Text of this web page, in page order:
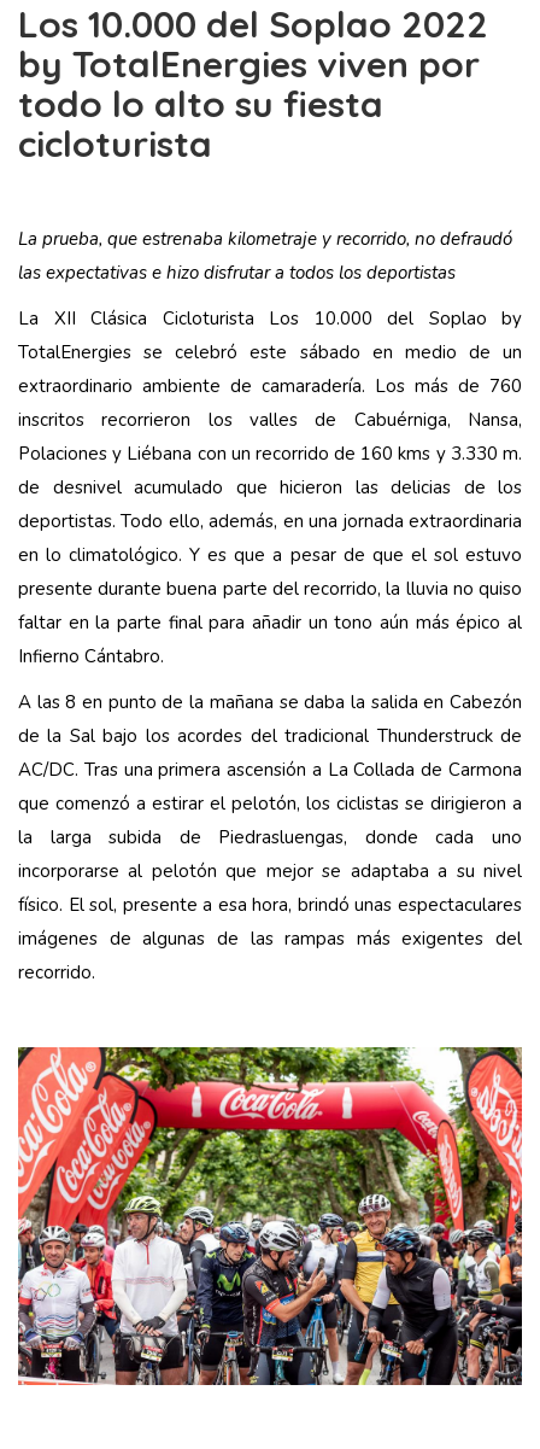
Los 10.000 del Soplao 2022
by TotalEnergies viven por
todo lo alto su fiesta
cicloturista
La prueba, que estrenaba kilometraje y recorrido, no defraudó
las expectativas e hizo disfrutar a todos los deportistas
La XII Clásica Cicloturista Los 10.000 del Soplao by
TotalEnergies se celebró este sábado en medio de un
extraordinario ambiente de camaradería. Los más de 760
inscritos recorrieron los valles de Cabuérniga, Nansa,
Polaciones y Liébana con un recorrido de 160 kms y 3.330 m.
de desnivel acumulado que hicieron las delicias de los
deportistas. Todo ello, además, en una jornada extraordinaria
en lo climatológico. Y es que a pesar de que el sol estuvo
presente durante buena parte del recorrido, la lluvia no quiso
faltar en la parte final para añadir un tono aún más épico al
Infierno Cántabro.
A las 8 en punto de la mañana se daba la salida en Cabezón
de la Sal bajo los acordes del tradicional Thunderstruck de
AC/DC. Tras una primera ascensión a La Collada de Carmona
que comenzó a estirar el pelotón, los ciclistas se dirigieron a
la larga subida de Piedrasluengas, donde cada uno
incorporarse al pelotón que mejor se adaptaba a su nivel
físico. El sol, presente a esa hora, brindó unas espectaculares
imágenes de algunas de las rampas más exigentes del
recorrido.